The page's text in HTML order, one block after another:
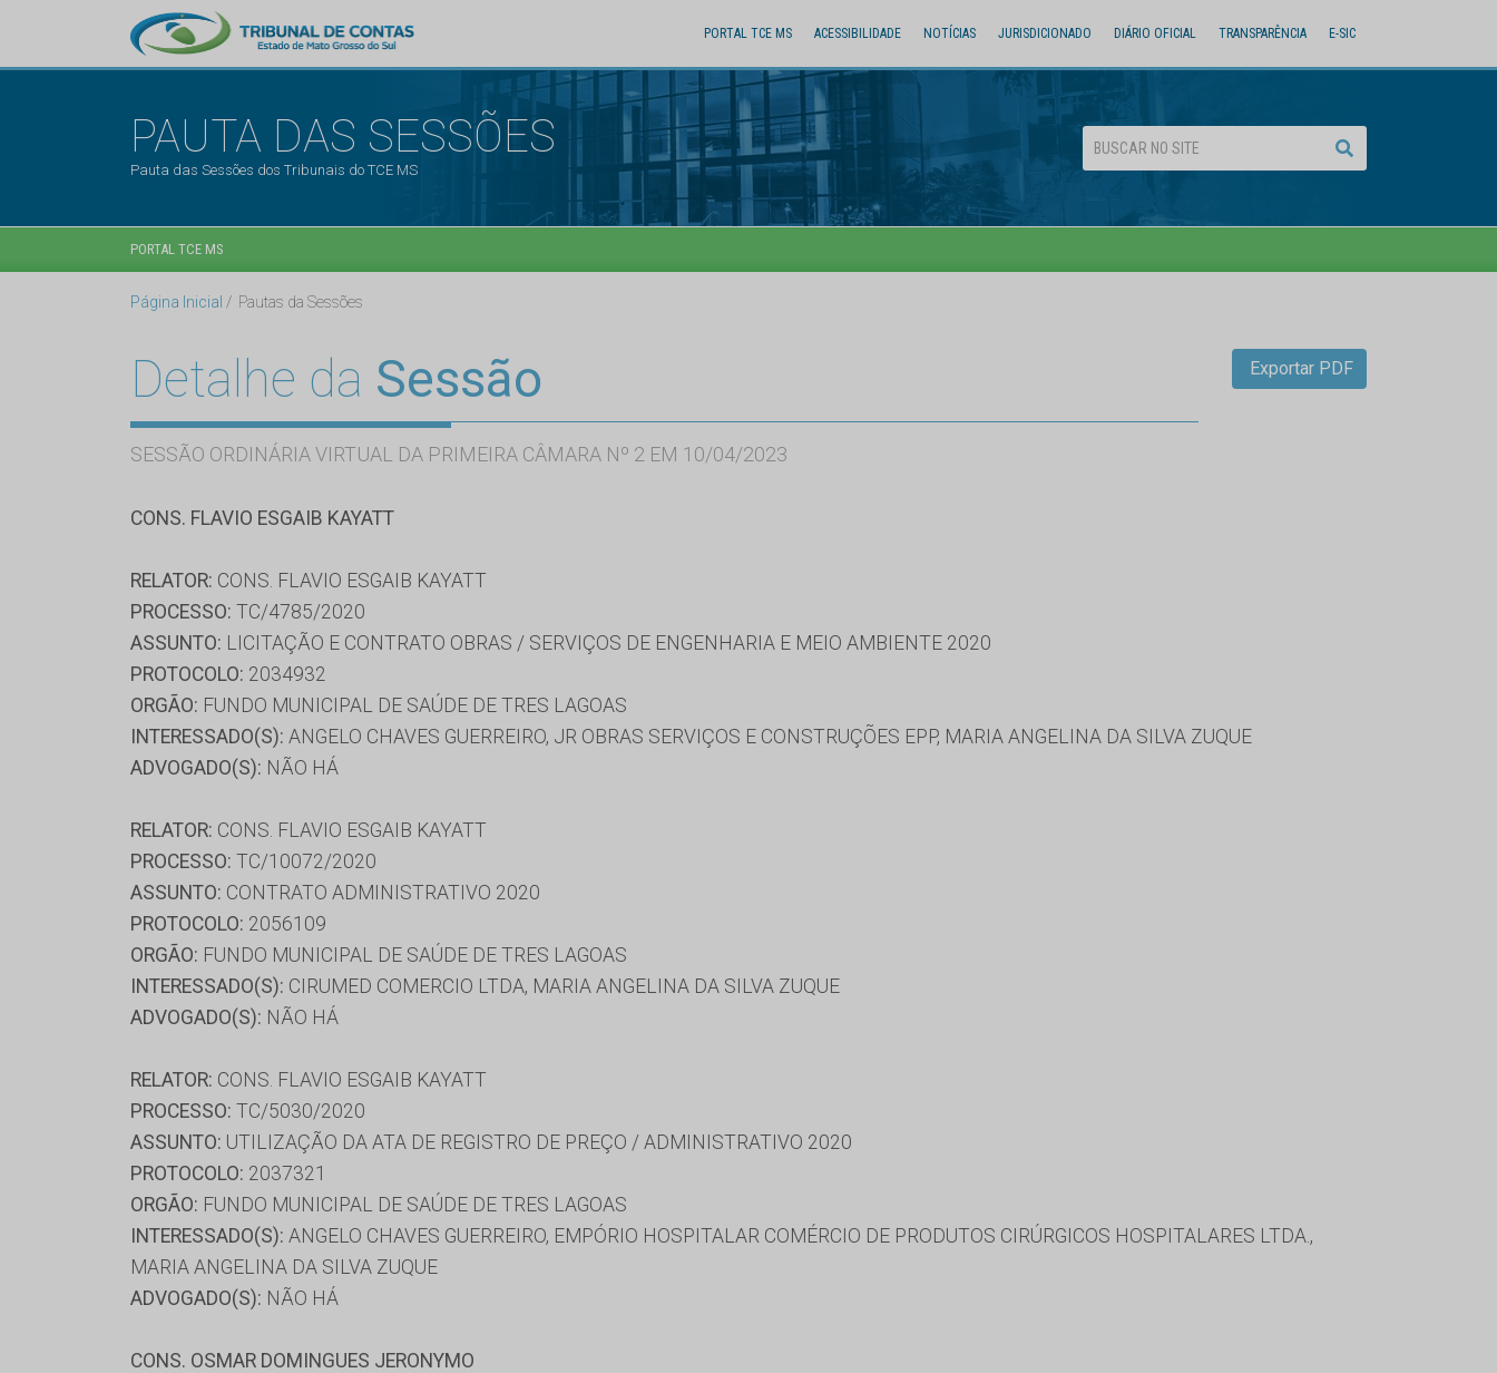
PORTAL TCE MS ACESSIBILIDADE NOTÍCIAS JURISDICIONADO DIÁRIO OFICIAL TRANSPARÊNCIA E-SIC
PAUTA DAS SESSÕES
Pauta das Sessões dos Tribunais do TCE MS
PORTAL TCE MS
Página Inicial Pautas da Sessões
Detalhe da Sessão
SESSÃO ORDINÁRIA VIRTUAL DA PRIMEIRA CÂMARA Nº 2 EM 10/04/2023
Exportar PDF
CONS. FLAVIO ESGAIB KAYATT
RELATOR: CONS. FLAVIO ESGAIB KAYATT
PROCESSO: TC/4785/2020
ASSUNTO: LICITAÇÃO E CONTRATO OBRAS / SERVIÇOS DE ENGENHARIA E MEIO AMBIENTE 2020
PROTOCOLO: 2034932
ORGÃO: FUNDO MUNICIPAL DE SAÚDE DE TRES LAGOAS
INTERESSADO(S): ANGELO CHAVES GUERREIRO, JR OBRAS SERVIÇOS E CONSTRUÇÕES EPP, MARIA ANGELINA DA SILVA ZUQUE
ADVOGADO(S): NÃO HÁ
RELATOR: CONS. FLAVIO ESGAIB KAYATT
PROCESSO: TC/10072/2020
ASSUNTO: CONTRATO ADMINISTRATIVO 2020
PROTOCOLO: 2056109
ORGÃO: FUNDO MUNICIPAL DE SAÚDE DE TRES LAGOAS
INTERESSADO(S): CIRUMED COMERCIO LTDA, MARIA ANGELINA DA SILVA ZUQUE
ADVOGADO(S): NÃO HÁ
RELATOR: CONS. FLAVIO ESGAIB KAYATT
PROCESSO: TC/5030/2020
ASSUNTO: UTILIZAÇÃO DA ATA DE REGISTRO DE PREÇO / ADMINISTRATIVO 2020
PROTOCOLO: 2037321
ORGÃO: FUNDO MUNICIPAL DE SAÚDE DE TRES LAGOAS
INTERESSADO(S): ANGELO CHAVES GUERREIRO, EMPÓRIO HOSPITALAR COMÉRCIO DE PRODUTOS CIRÚRGICOS HOSPITALARES LTDA.,
MARIA ANGELINA DA SILVA ZUQUE
ADVOGADO(S): NÃO HÁ
CONS. OSMAR DOMINGUES JERONYMO